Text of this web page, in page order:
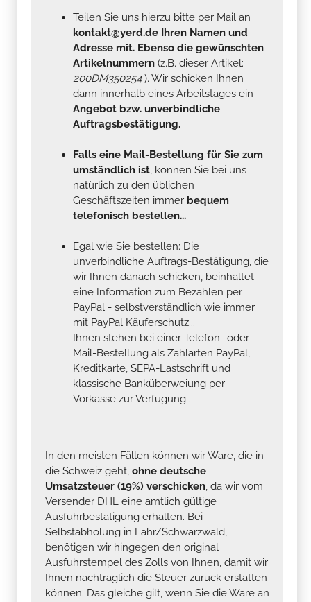
Teilen Sie uns hierzu bitte per Mail an
kontakt@yerd.de Ihren Namen und
Adresse mit. Ebenso die gewünschten
Artikelnummern (z.B. dieser Artikel:
200DM350254). Wir schicken Ihnen
dann innerhalb eines Arbeitstages ein
Angebot bzw. unverbindliche
Auftragsbestätigung.
Falls eine Mail-Bestellung für Sie zum
umständlich ist, können Sie bei uns
natürlich zu den üblichen
Geschäftszeiten immer bequem
telefonisch bestellen...
Egal wie Sie bestellen: Die
unverbindliche Auftrags-Bestätigung, die
wir Ihnen danach schicken, beinhaltet
eine Information zum Bezahlen per
PayPal - selbstverständlich wie immer
mit PayPal Käuferschutz...
Ihnen stehen bei einer Telefon- oder
Mail-Bestellung als Zahlarten PayPal,
Kreditkarte, SEPA-Lastschrift und
klassische Banküberweiung per
Vorkasse zur Verfügung .
In den meisten Fällen können wir Ware, die in
die Schweiz geht, ohne deutsche
Umsatzsteuer (19%) verschicken, da wir vom
Versender DHL eine amtlich gültige
Ausfuhrbestätigung erhalten. Bei
Selbstabholung in Lahr/Schwarzwald,
benötigen wir hingegen den original
Ausfuhrstempel des Zolls von Ihnen, damit wir
Ihnen nachträglich die Steuer zurück erstatten
können. Das gleiche gilt, wenn Sie die Ware an